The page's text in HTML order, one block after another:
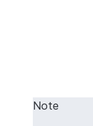
Note